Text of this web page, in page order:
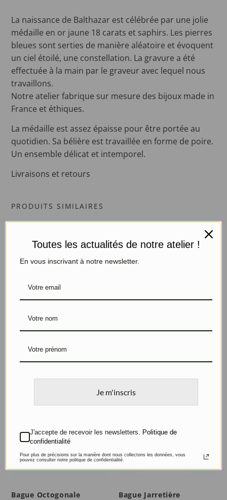
La naissance de Balthazar est célébrée par une jolie
médaille en or jaune 18 carats et saphirs. Les pierres
bleues sont serties de manière aléatoire et évoquent
un ciel étoilé, une constellation. La gravure a été
effectuée à la main par le graveur avec lequel nous
travaillons.
Notre atelier fabrique sur mesure des bijoux made in
France et éthiques.
La médaille est assez épaisse pour être portée au
quotidien. Sa bélière est travaillée en forme de poire.
Un ensemble délicat et intemporel.
Livraisons et retours
PRODUITS SIMILAIRES
Argent et lapis-lazuli
Bague Octogonale
Bague Jarretière
Toutes les actualités de notre atelier !
En vous inscrivant à notre newsletter.
Je m'inscris
J'accepte de recevoir les newsletters. Politique de
confidentialité
Pour plus de précisions sur la manière dont nous collectons les données, vous
pouvez consulter notre politque de confidentialité.